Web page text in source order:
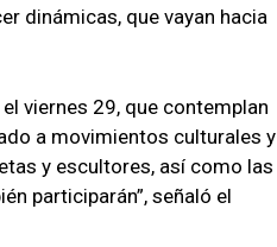
dinámicas, que vayan hacia
viernes 29, que contemplan
a movimientos culturales y
y escultores, así como las
participarán”, señaló el